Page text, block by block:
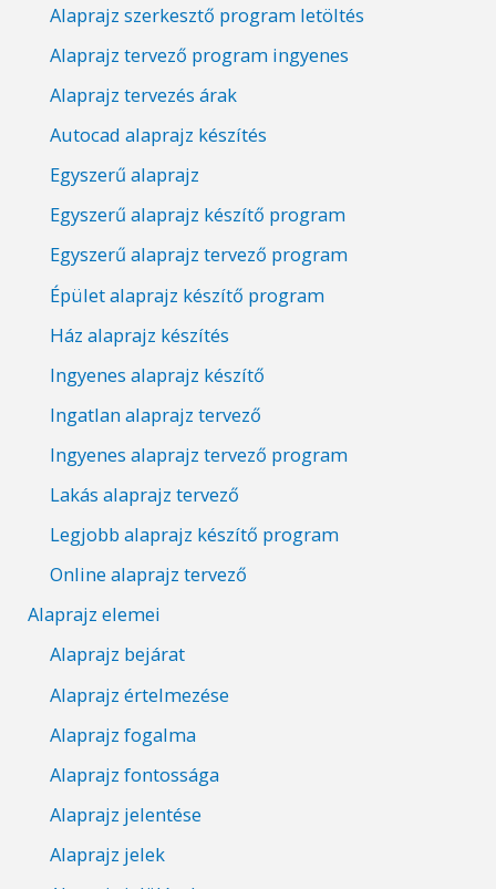
Alaprajz szerkesztő program letöltés
Alaprajz tervező program ingyenes
Alaprajz tervezés árak
Autocad alaprajz készítés
Egyszerű alaprajz
Egyszerű alaprajz készítő program
Egyszerű alaprajz tervező program
Épület alaprajz készítő program
Ház alaprajz készítés
Ingyenes alaprajz készítő
Ingatlan alaprajz tervező
Ingyenes alaprajz tervező program
Lakás alaprajz tervező
Legjobb alaprajz készítő program
Online alaprajz tervező
Alaprajz elemei
Alaprajz bejárat
Alaprajz értelmezése
Alaprajz fogalma
Alaprajz fontossága
Alaprajz jelentése
Alaprajz jelek